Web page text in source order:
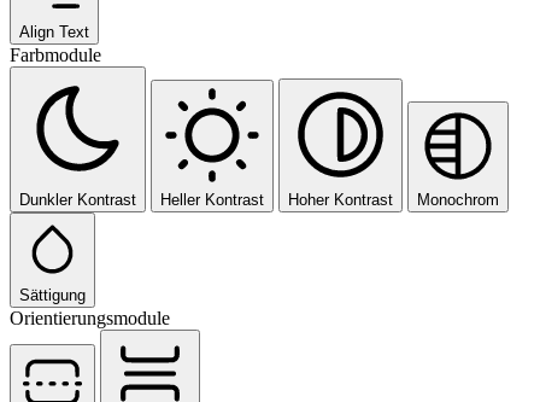
Align Text
Farbmodule
Dunkler Kontrast Heller Kontrast Hoher Kontrast Monochrom
Sättigung
Orientierungsmodule